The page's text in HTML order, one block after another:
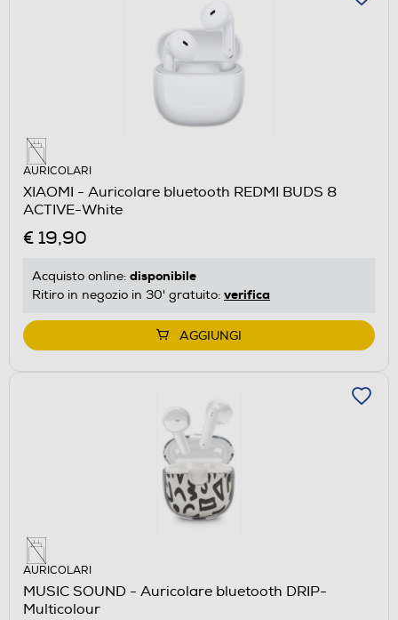
AURICOLARI
XIAOMI - Auricolare bluetooth REDMI BUDS 8
ACTIVE-White
€ 19,90
Acquisto online: disponibile
Ritiro in negozio in 30' gratuito: verifica
AGGIUNGI
AURICOLARI
MUSIC SOUND - Auricolare bluetooth DRIP-
Multicolour